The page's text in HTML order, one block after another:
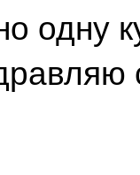
одну